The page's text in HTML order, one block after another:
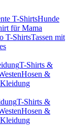
T-ShirtsHunde
für Mama
T-ShirtsTassen mit
T-Shirts &
Hosen &
T-Shirts &
Hosen &